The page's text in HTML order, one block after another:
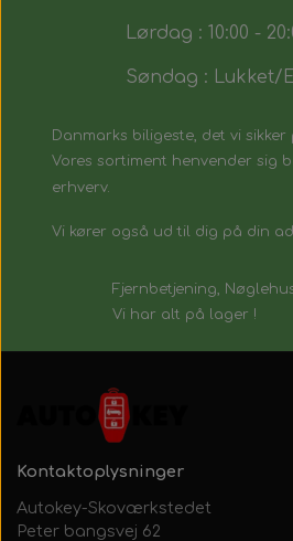
Lørdag : 10:00 -
Søndag : Lukket/
Danmarks biligeste, det vi sikker
Vores sortiment henvender sig
erhverv.
Vi kører også ud til dig på din
Fjernbetjening,
Vi har alt på lager !
Kontaktoplysninger
Autokey-Skoværkstedet
Peter bangsvej 62